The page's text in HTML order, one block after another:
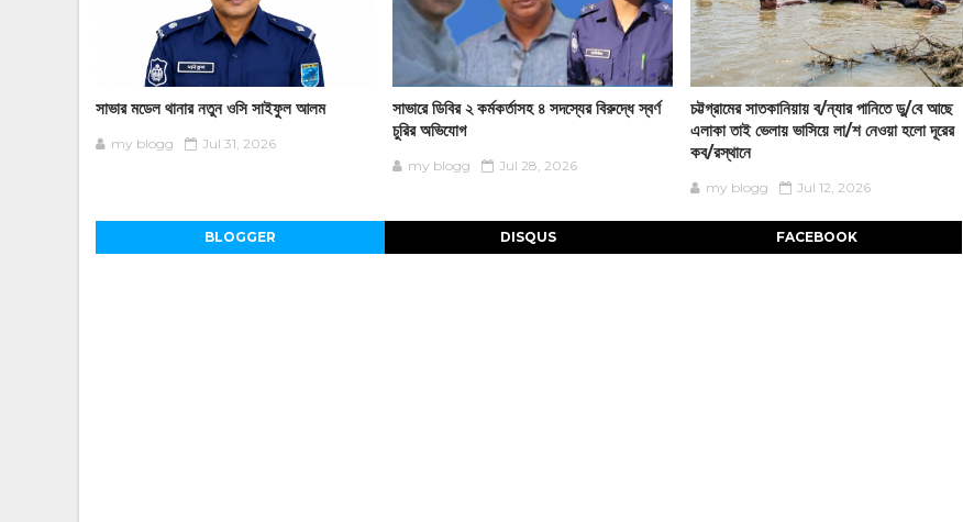
সাভার মডেল থানার নতুন ওসি সাইফুল আলম
my blogg Jul 31, 2026
সাভারে ডিবির ২ কর্মকর্তাসহ ৪ সদস্যের বিরুদ্ধে স্বর্ণ
চুরির অভিযোগ
my blogg Jul 28, 2026
চট্টগ্রামের সাতকানিয়ায় ব/ন্যার পানিতে ডু/বে আছে
এলাকা তাই ভেলায় ভাসিয়ে লা/শ নেওয়া হলো দূরের
কব/রস্থানে
my blogg Jul 12, 2026
BLOGGER DISQUS FACEBOOK